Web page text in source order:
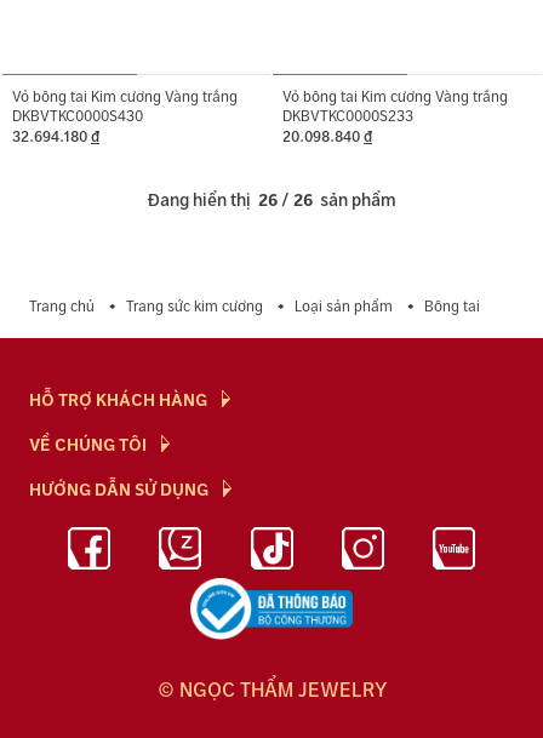
Vỏ bông tai Kim cương Vàng trắng
DKBVTKC0000S430
32.694.180 đ
Vỏ bông tai Kim cương Vàng trắng
DKBVTKC0000S233
20.098.840 đ
Đang hiển thị 26/ 26sản phẩm
Trang chủ Trang sức kim cương Loại sản phẩm Bông tai
HỖ TRỢ KHÁCH HÀNG
Hỏi & Đáp
Chính Sách
Chính Sách Bảo Mật
Bảng Giá Vàng
VỀ CHÚNG TÔI
NTJ Flagship
Cửa hàng
Tuyển Dụng
HƯỚNG DẪN SỬ DỤNG
Bảo Quản Trang Sức
Kiến Thức Kim Cương
© NGỌC THẨM JEWELRY